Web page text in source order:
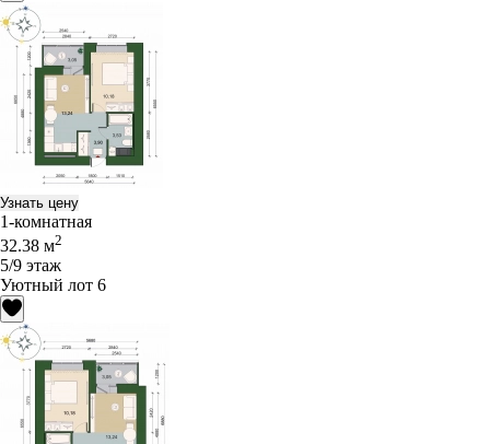
Узнать цену
1-комнатная
32.38 м2
5/9 этаж
Уютный лот 6